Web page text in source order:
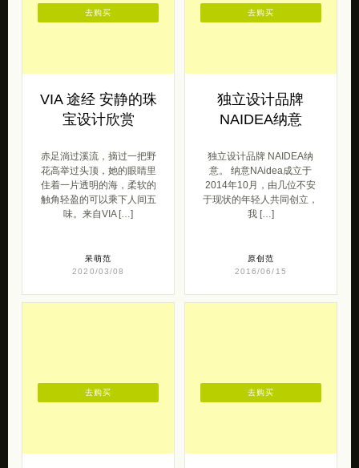
VIA 途经 安静的珠
宝设计欣赏
赤足淌过溪流，摘过一把野
花高举过头顶，她的眼睛里
住着一片透明的海，柔软的
触角轻盈的可以乘下人间五
味。来自VIA […]
呆萌范
2020/03/08
去购买
独立设计品牌
NAIDEA纳意
独立设计品牌 NAIDEA纳
意。 纳意NAidea成立于
2014年10月，由几位不安
于现状的年轻人共同创立，
我 […]
原创范
2016/06/15
去购买
去购买 去购买